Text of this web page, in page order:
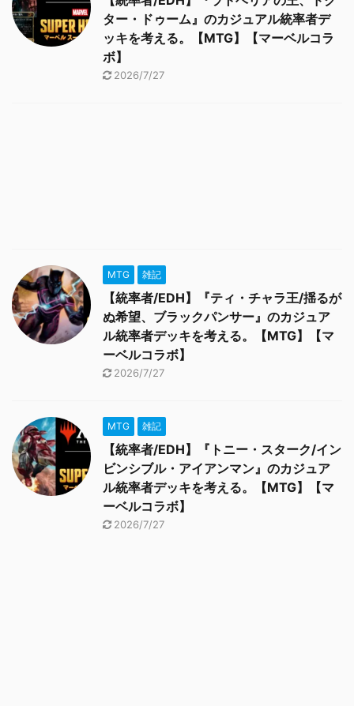
ター・ドゥーム』のカジュアル統率者デ
ッキを考える。【MTG】【マーベルコラ
ボ】
2026/7/27
MTG 雑記
【統率者/EDH】『ティ・チャラ王/揺るが
ぬ希望、ブラックパンサー』のカジュア
ル統率者デッキを考える。【MTG】【マ
ーベルコラボ】
2026/7/27
MTG 雑記
【統率者/EDH】『トニー・スターク/イン
ビンシブル・アイアンマン』のカジュア
ル統率者デッキを考える。【MTG】【マ
ーベルコラボ】
2026/7/27